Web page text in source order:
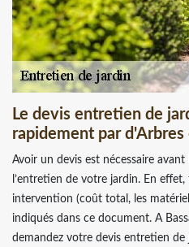
Le devis entretien de
rapidement par
Avoir un devis est nécessaire
l’entretien de votre jardin. En
intervention (coût total, les
indiqués dans ce document. A
demandez votre devis entretien de